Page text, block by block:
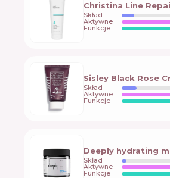
Christina Line
Skład
Aktywne
Funkcje
Sisley Black Rose
Skład
Aktywne
Funkcje
Deeply hydrating
Skład
Aktywne
Funkcje